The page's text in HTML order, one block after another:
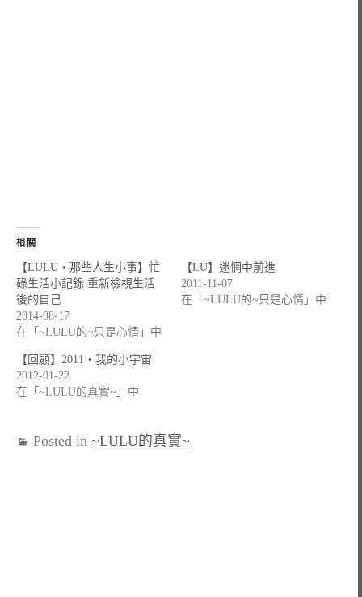
相關
【LULU‧那些人生小事】忙
碌生活小記錄 重新檢視生活
後的自己
2014-08-17
在「~LULU的~只是心情」中
【LU】迷惘中前進
2011-11-07
在「~LULU的~只是心情」中
【回顧】2011‧我的小宇宙
2012-01-22
在「~LULU的真實~」中
Posted in ~LULU的真實~